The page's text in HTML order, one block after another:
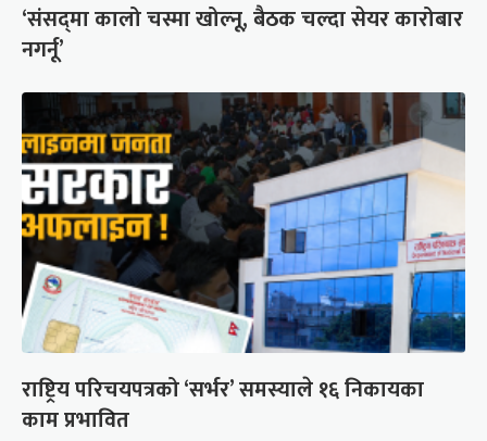
‘संसद्‍मा कालो चस्मा खोल्नू, बैठक चल्दा सेयर कारोबार
नगर्नू’
राष्ट्रिय परिचयपत्रको ‘सर्भर’ समस्याले १६ निकायका
काम प्रभावित